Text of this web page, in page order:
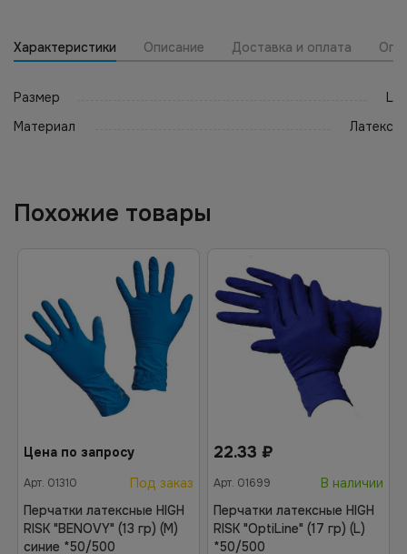
Характеристики Описание Доставка и оплата
Размер
L
Материал
Латекс
Похожие товары
Цена по запросу
Арт. 01310
Под заказ
Перчатки латексные HIGH
RISK "BENOVY" (13 гр) (M)
синие *50/500
22.33 ₽
Арт. 01699
В наличии
Перчатки латексные HIGH
RISK "OptiLine" (17 гр) (L)
*50/500